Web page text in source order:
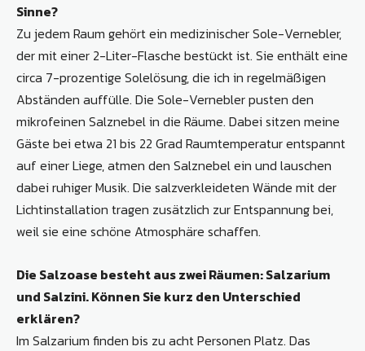
Sinne?
Zu jedem Raum gehört ein medizinischer Sole-Vernebler,
der mit einer 2-Liter-Flasche bestückt ist. Sie enthält eine
circa 7-prozentige Solelösung, die ich in regelmäßigen
Abständen auffülle. Die Sole-Vernebler pusten den
mikrofeinen Salznebel in die Räume. Dabei sitzen meine
Gäste bei etwa 21 bis 22 Grad Raumtemperatur entspannt
auf einer Liege, atmen den Salznebel ein und lauschen
dabei ruhiger Musik. Die salzverkleideten Wände mit der
Lichtinstallation tragen zusätzlich zur Entspannung bei,
weil sie eine schöne Atmosphäre schaffen.
Die Salzoase besteht aus zwei Räumen: Salzarium
und Salzini. Können Sie kurz den Unterschied
erklären?
Im Salzarium finden bis zu acht Personen Platz. Das